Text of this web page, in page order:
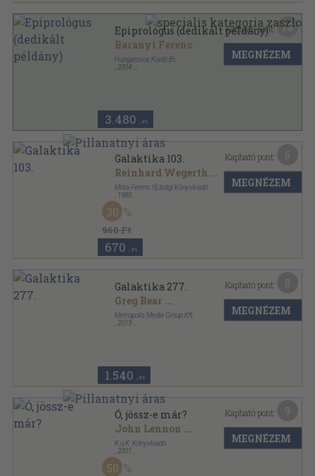
Epiprológus (dedikált példány)
Baranyi Ferenc
Hungarovox Kiadó Bt.
2004
3.480 ,-Ft
Kapható pont: 28
MEGNÉZEM
Galaktika 103.
Reinhard Wegerth ...
Móra Ferenc Ifjúsági Könyvkiadó
1989
Ragasztott papírkötés
Galaktika sorozat
960 Ft
30
670 ,-Ft
Kapható pont:
MEGNÉZEM
Galaktika 277.
Greg Bear ...
Metropolis Media Group Kft.
2013
1.540 ,-Ft
Kapható pont:
MEGNÉZEM
Ó, jössz-e már?
John Lennon ...
K.u.K. Könyvkiadó
2001
Bársony
50
Kapható pont:
MEGNÉZEM